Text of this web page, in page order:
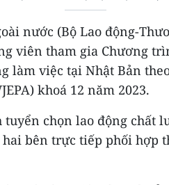
nước (Bộ Lao động-
viên tham gia Chương
làm việc tại Nhật Bản
khoá 12 năm 2023.
chọn lao động chất
bên trực tiếp phối hợp